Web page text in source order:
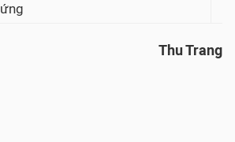
ứng
Thu Trang